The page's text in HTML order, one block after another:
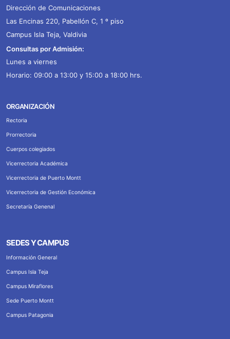
Dirección de Comunicaciones
Las Encinas 220, Pabellón C, 1 º piso
Campus Isla Teja, Valdivia
Consultas por Admisión:
Lunes a viernes
Horario: 09:00 a 13:00 y 15:00 a 18:00 hrs.
ORGANIZACIÓN
Rectoria
Prorrectoria
Cuerpos colegiados
Vicerrectoria Académica
Vicerrectoria de Puerto Montt
Vicerrectoria de Gestión Económica
Secretaría Genenal
SEDES Y CAMPUS
Información General
Campus Isla Teja
Campus Miraflores
Sede Puerto Montt
Campus Patagonia